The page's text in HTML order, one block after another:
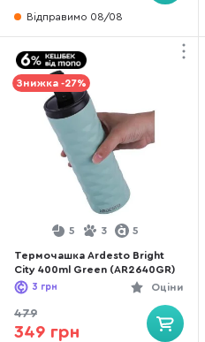
Відправимо 08/08
Знижка -27%
5 3 5
Термочашка Ardesto Bright
City 400ml Green (AR2640GR)
Оціни
3 грн
479
349 грн